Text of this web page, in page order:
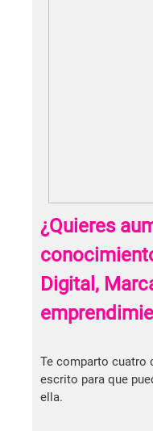
¿Quieres
Digital,
Te comparto cuatro
escrito para que
ella.